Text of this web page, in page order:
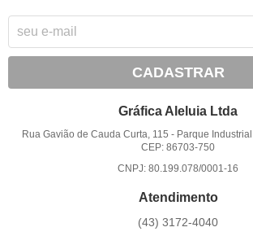
CADASTRAR
Gráfica Aleluia Ltda
Rua Gavião de Cauda Curta, 115 - Parque
CEP: 86703-750
CNPJ: 80.199.078/0001-16
Atendimento
(43) 3172-4040